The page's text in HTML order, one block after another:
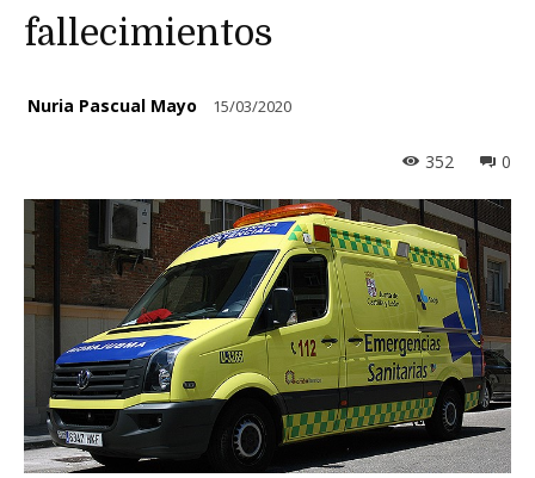
fallecimientos
Nuria Pascual Mayo 15/03/2020
0
352